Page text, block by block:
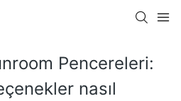
Pencereleri:
nasıl